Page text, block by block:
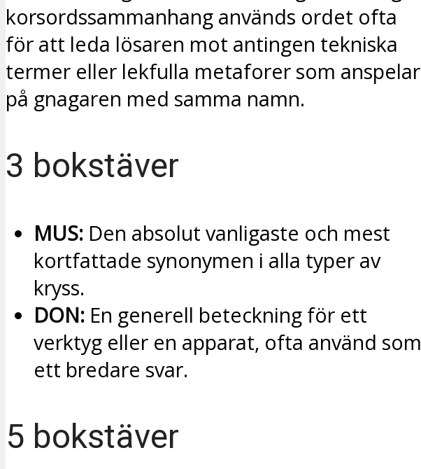
korsordssammanhang används ordet ofta
för att leda lösaren mot antingen tekniska
termer eller lekfulla metaforer som anspelar
på gnagaren med samma namn.
3 bokstäver
MUS: Den absolut vanligaste och mest
kortfattade synonymen i alla typer av
kryss.
DON: En generell beteckning för ett
verktyg eller en apparat, ofta använd som
ett bredare svar.
5 bokstäver